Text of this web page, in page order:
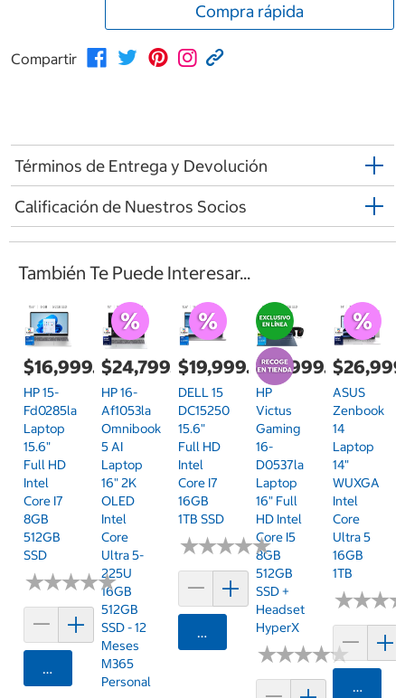
Compra rápida
Compartir
Términos de Entrega y Devolución
Calificación de Nuestros Socios
También Te Puede Interesar...
$16,999.00
HP 15-
Fd0285la
Laptop
15.6"
Full HD
Intel
Core I7
8GB
512GB
SSD
★★★★★
★★★★★
Agregar
$24,799.00
HP 16-
Af1053la
Omnibook
5 AI
Laptop
16" 2K
OLED
Intel
Core
Ultra 5-
225U
16GB
512GB
SSD - 12
Meses
M365
Personal
$19,999.00
DELL 15
DC15250
15.6"
Full HD
Intel
Core I7
16GB
1TB SSD
★★★★★
★★★★★
Agregar
$19,999.00
HP
Victus
Gaming
16-
D0537la
Laptop
16" Full
HD Intel
Core I5
8GB
512GB
SSD +
Headset
HyperX
★★★★★
★★★★★
ASUS
Zenbook
14
Laptop
14"
WUXGA
Intel
Core
Ultra 5
16GB
1TB
★★★
★★★